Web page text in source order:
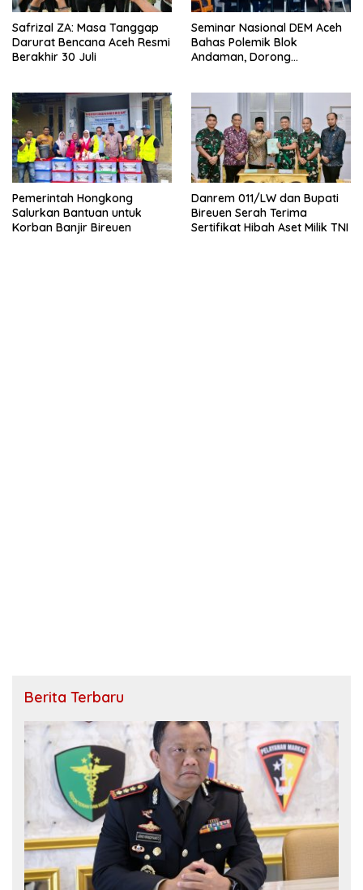
Safrizal ZA: Masa Tanggap
Darurat Bencana Aceh Resmi
Berakhir 30 Juli
Seminar Nasional DEM Aceh
Bahas Polemik Blok
Andaman, Dorong
Pemerintah Hongkong
Salurkan Bantuan untuk
Korban Banjir Bireuen
Danrem 011/LW dan Bupati
Bireuen Serah Terima
Sertifikat Hibah Aset Milik TNI
Berita Terbaru